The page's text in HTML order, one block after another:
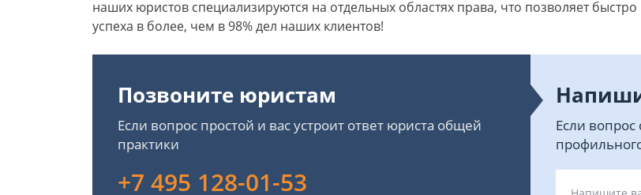
наших юристов специализируются на отдельных областях права, что позволяет
успеха в более, чем в 98% дел наших клиентов!
Позвоните юристам
Если вопрос простой и вас устроит ответ юриста общей
практики
+7 495 128-01-53
Если